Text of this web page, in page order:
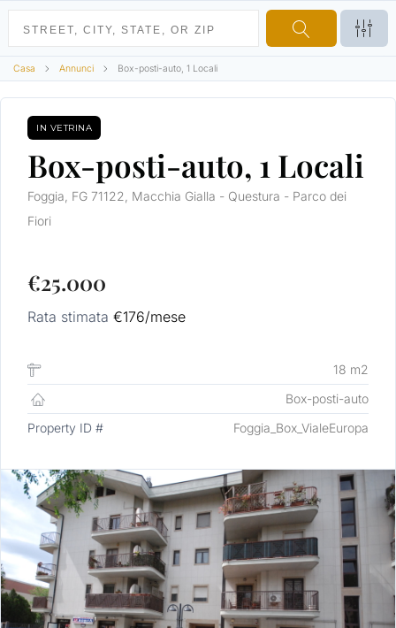
Casa Annunci Box-posti-auto, 1 Locali
IN VETRINA
Box-posti-auto, 1 Locali
Foggia, FG 71122, Macchia Gialla - Questura - Parco dei
Fiori
€25.000
Rata stimata €176/mese
18 m2
Box-posti-auto
Property ID #
Foggia_Box_VialeEuropa